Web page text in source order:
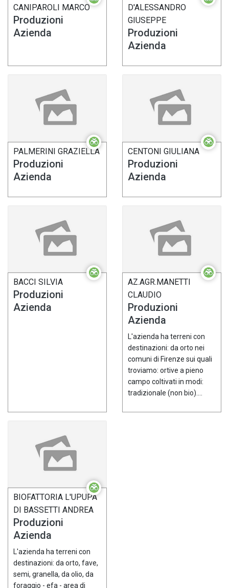
CANIPAROLI MARCO
Produzioni
Azienda
D'ALESSANDRO
GIUSEPPE
Produzioni
Azienda
PALMERINI GRAZIELLA
Produzioni
Azienda
CENTONI GIULIANA
Produzioni
Azienda
BACCI SILVIA
Produzioni
Azienda
AZ.AGR.MANETTI
CLAUDIO
Produzioni
Azienda
L'azienda ha terreni con
destinazioni: da orto nei
comuni di Firenze sui quali
troviamo: ortive a pieno
campo coltivati in modi:
tradizionale (non bio)....
BIOFATTORIA L'UPUPA
DI BASSETTI ANDREA
Produzioni
Azienda
L'azienda ha terreni con
destinazioni: da orto, fave,
semi, granella, da olio, da
foraggio - efa - area di